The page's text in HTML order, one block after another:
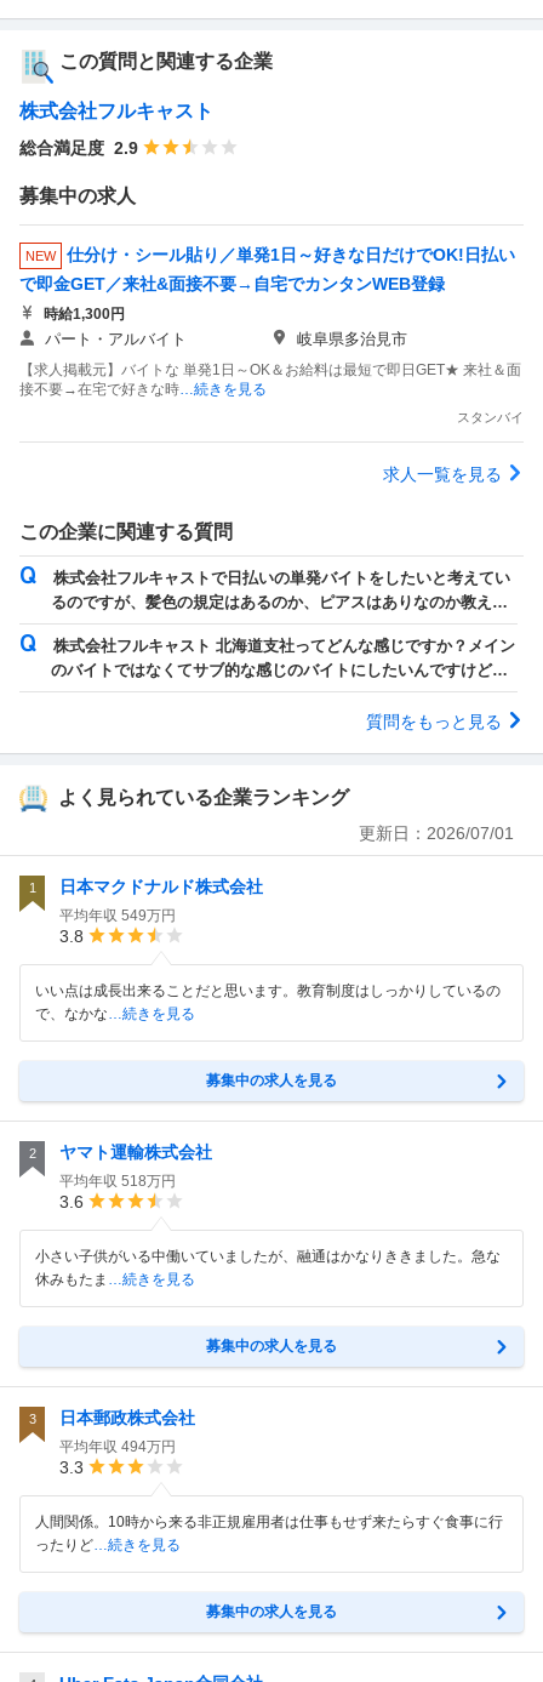
この質問と関連する企業
株式会社フルキャスト
総合満足度 2.9
募集中の求人
NEW
仕分け・シール貼り／単発1日～好きな日だけでOK!日払い
で即金GET／来社&面接不要→自宅でカンタンWEB登録
時給1,300円
パート・アルバイト 岐阜県多治見市
【求人掲載元】バイトな 単発1日～OK＆お給料は最短で即日GET★ 来社＆面
接不要→在宅で好きな時…続きを見る
スタンバイ
求人一覧を見る
この企業に関連する質問
株式会社フルキャストで日払いの単発バイトをしたいと考えてい
るのですが、髪色の規定はあるのか、ピアスはありなのか教えて
頂きたいです。 今自分は、明るめの茶色...
株式会社フルキャスト 北海道支社ってどんな感じですか？メイン
のバイトではなくてサブ的な感じのバイトにしたいんですけど怪
しいですか？
質問をもっと見る
よく見られている企業ランキング
更新日： 2026/07/01
1 日本マクドナルド株式会社
平均年収 549万円
3.8
いい点は成長出来ることだと思います。教育制度はしっかりしているの
で、なかな…続きを見る
募集中の求人を見る
2 ヤマト運輸株式会社
平均年収 518万円
3.6
小さい子供がいる中働いていましたが、融通はかなりききました。急な
休みもたま …続きを見る
募集中の求人を見る
3 日本郵政株式会社
平均年収 494万円
3.3
人間関係。10時から来る非正規雇用者は仕事もせず来たらすぐ食事に行
ったりど…続きを見る
募集中の求人を見る